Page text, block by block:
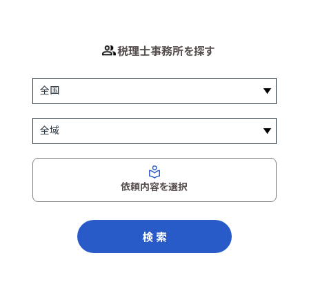
税理士事務所を探す
依頼内容を選択
検 索